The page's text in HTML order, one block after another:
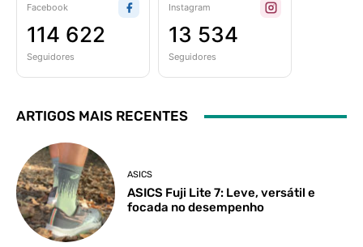
Facebook
114 622
Seguidores
Instagram
13 534
Seguidores
ARTIGOS MAIS RECENTES
ASICS
ASICS Fuji Lite 7: Leve, versátil e
focada no desempenho